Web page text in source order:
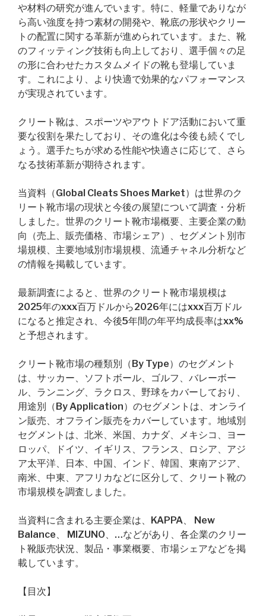
や材料の研究が進んでいます。特に、軽量でありなが
ら高い強度を持つ素材の開発や、靴底の形状やクリー
トの配置に関する革新が進められています。また、靴
のフィッティング技術も向上しており、選手個々の足
の形に合わせたカスタムメイドの靴も登場していま
す。これにより、より快適で効果的なパフォーマンス
が実現されています。
クリート靴は、スポーツやアウトドア活動において重
要な役割を果たしており、その進化は今後も続くでし
ょう。選手たちが求める性能や快適さに応じて、さら
なる技術革新が期待されます。
当資料（Global Cleats Shoes Market）は世界のク
リート靴市場の現状と今後の展望について調査・分析
しました。世界のクリート靴市場概要、主要企業の動
向（売上、販売価格、市場シェア）、セグメント別市
場規模、主要地域別市場規模、流通チャネル分析など
の情報を掲載しています。
最新調査によると、世界のクリート靴市場規模は
2025年のxxx百万ドルから2026年にはxxx百万ドル
になると推定され、今後5年間の年平均成長率はxx%
と予想されます。
クリート靴市場の種類別（By Type）のセグメント
は、サッカー、ソフトボール、ゴルフ、バレーボー
ル、ランニング、ラクロス、野球をカバーしており、
用途別（By Application）のセグメントは、オンライ
ン販売、オフライン販売をカバーしています。地域別
セグメントは、北米、米国、カナダ、メキシコ、ヨー
ロッパ、ドイツ、イギリス、フランス、ロシア、アジ
ア太平洋、日本、中国、インド、韓国、東南アジア、
南米、中東、アフリカなどに区分して、クリート靴の
市場規模を調査しました。
当資料に含まれる主要企業は、KAPPA、 New
Balance、 MIZUNO、…などがあり、各企業のクリー
ト靴販売状況、製品・事業概要、市場シェアなどを掲
載しています。
【目次】